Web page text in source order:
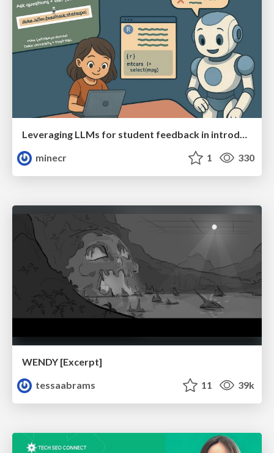
Leveraging LLMs for student feedback in introductory data science courses - posit::conf(2025)
minecr
1 330
WENDY [Excerpt]
tessaabrams
11 39k